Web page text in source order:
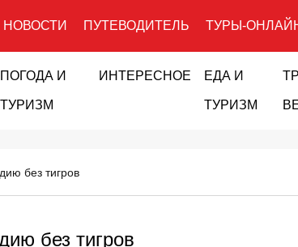
НОВОСТИ ПУТЕВОДИТЕЛЬ ТУРЫ-
ПОГОДА И
ТУРИЗМ
ИНТЕРЕСНОЕ ЕДА И
ТУРИЗМ
без тигров
без тигров